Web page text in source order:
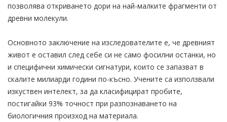
позволява откриването дори на най-малките фрагменти от
древни молекули.
Основното заключение на изследователите е, че древният
живот е оставил след себе си не само фосилни останки, но
и специфични химически сигнатури, които се запазват в
скалите милиарди години по-късно. Учените са използвали
изкуствен интелект, за да класифицират пробите,
постигайки 93% точност при разпознаването на
биологичния произход на материала.